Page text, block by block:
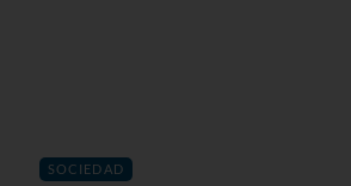
SOCIEDAD